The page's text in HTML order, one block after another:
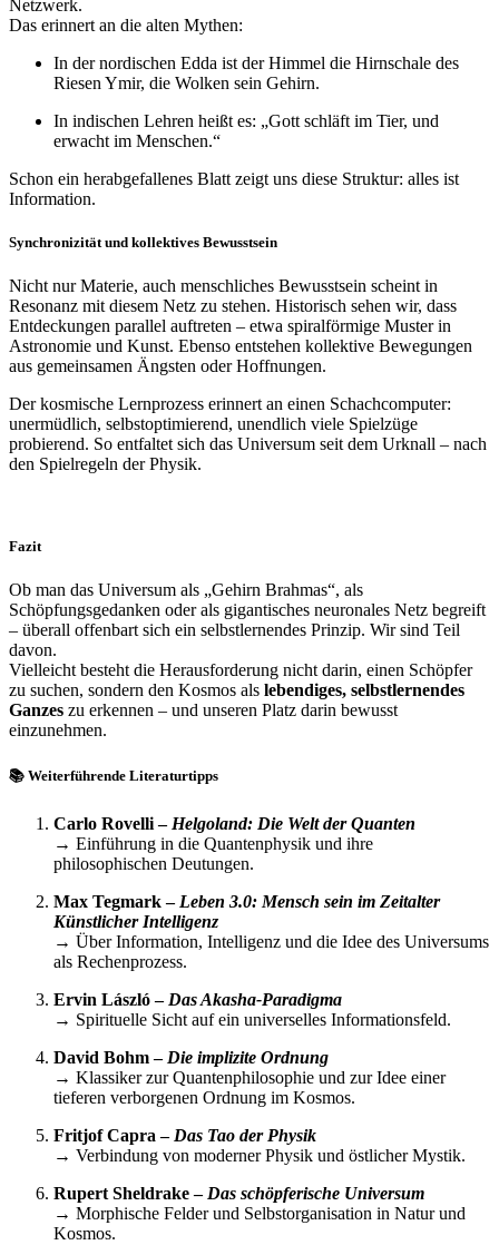
Netzwerk.
Das erinnert an die alten Mythen:
In der nordischen Edda ist der Himmel die Hirnschale des
Riesen Ymir, die Wolken sein Gehirn.
In indischen Lehren heißt es: „Gott schläft im Tier, und
erwacht im Menschen.“
Schon ein herabgefallenes Blatt zeigt uns diese Struktur: alles ist
Information.
Synchronizität und kollektives Bewusstsein
Nicht nur Materie, auch menschliches Bewusstsein scheint in
Resonanz mit diesem Netz zu stehen. Historisch sehen wir, dass
Entdeckungen parallel auftreten – etwa spiralförmige Muster in
Astronomie und Kunst. Ebenso entstehen kollektive Bewegungen
aus gemeinsamen Ängsten oder Hoffnungen.
Der kosmische Lernprozess erinnert an einen Schachcomputer:
unermüdlich, selbstoptimierend, unendlich viele Spielzüge
probierend. So entfaltet sich das Universum seit dem Urknall – nach
den Spielregeln der Physik.
Fazit
Ob man das Universum als „Gehirn Brahmas“, als
Schöpfungsgedanken oder als gigantisches neuronales Netz begreift
– überall offenbart sich ein selbstlernendes Prinzip. Wir sind Teil
davon.
Vielleicht besteht die Herausforderung nicht darin, einen Schöpfer
zu suchen, sondern den Kosmos als lebendiges, selbstlernendes
Ganzes zu erkennen – und unseren Platz darin bewusst
einzunehmen.
📚 Weiterführende Literaturtipps
Carlo Rovelli – Helgoland: Die Welt der Quanten
→ Einführung in die Quantenphysik und ihre
philosophischen Deutungen.
Max Tegmark – Leben 3.0: Mensch sein im Zeitalter
Künstlicher Intelligenz
→ Über Information, Intelligenz und die Idee des Universums
als Rechenprozess.
Ervin László – Das Akasha-Paradigma
→ Spirituelle Sicht auf ein universelles Informationsfeld.
David Bohm – Die implizite Ordnung
→ Klassiker zur Quantenphilosophie und zur Idee einer
tieferen verborgenen Ordnung im Kosmos.
Fritjof Capra – Das Tao der Physik
→ Verbindung von moderner Physik und östlicher Mystik.
Rupert Sheldrake – Das schöpferische Universum
→ Morphische Felder und Selbstorganisation in Natur und
Kosmos.